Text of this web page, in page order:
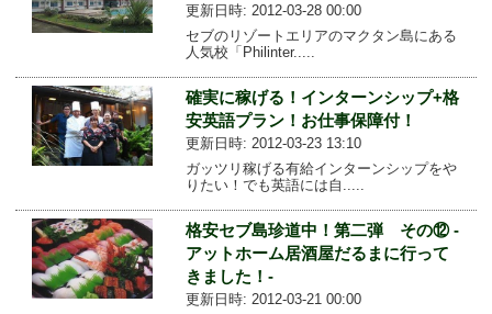
更新日時: 2012-03-28 00:00
セブのリゾートエリアのマクタン島にある
人気校「Philinter.....
確実に稼げる！インターンシップ+格
安英語プラン！お仕事保障付！
更新日時: 2012-03-23 13:10
ガッツリ稼げる有給インターンシップをや
りたい！でも英語には自.....
格安セブ島珍道中！第二弾 その⑫ -
アットホーム居酒屋だるまに行って
きました！-
更新日時: 2012-03-21 00:00